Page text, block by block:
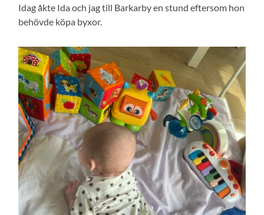
Idag åkte Ida och jag till Barkarby en stund eftersom hon
behövde köpa byxor.